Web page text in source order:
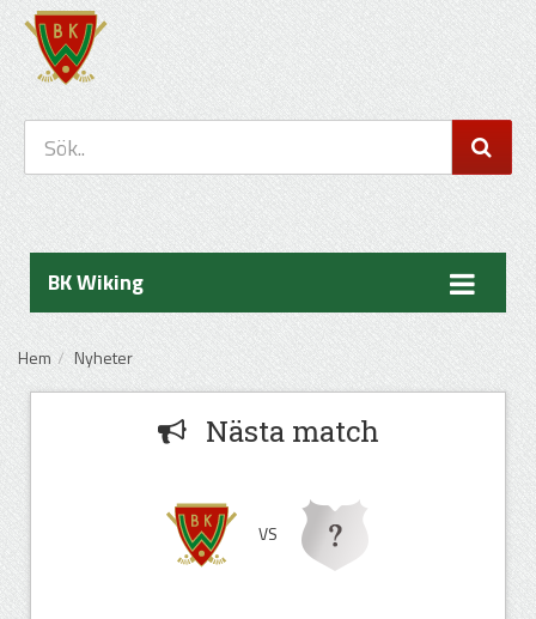
BK Wiking
Hem Nyheter
Nästa match
VS